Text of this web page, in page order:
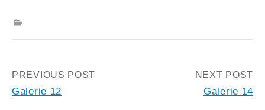
Post
PREVIOUS POST
Galerie 12
NEXT POST
Galerie 14